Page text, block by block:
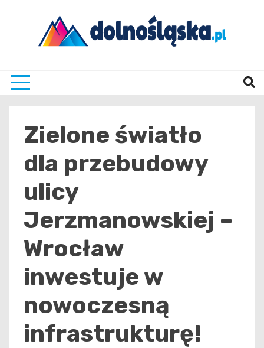
Zielone światło
dla przebudowy
ulicy
Jerzmanowskiej –
Wrocław
inwestuje w
nowoczesną
infrastrukturę!